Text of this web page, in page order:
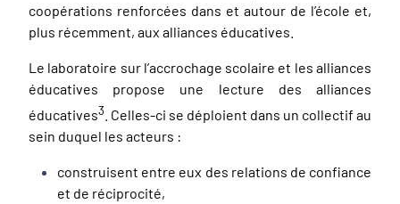
coopérations renforcées dans et autour de l’école et,
plus récemment, aux alliances éducatives.
Le laboratoire sur l’accrochage scolaire et les alliances
éducatives propose une lecture des alliances
éducatives3 . Celles-ci se déploient dans un collectif au
sein duquel les acteurs :
construisent entre eux des relations de confiance
et de réciprocité,